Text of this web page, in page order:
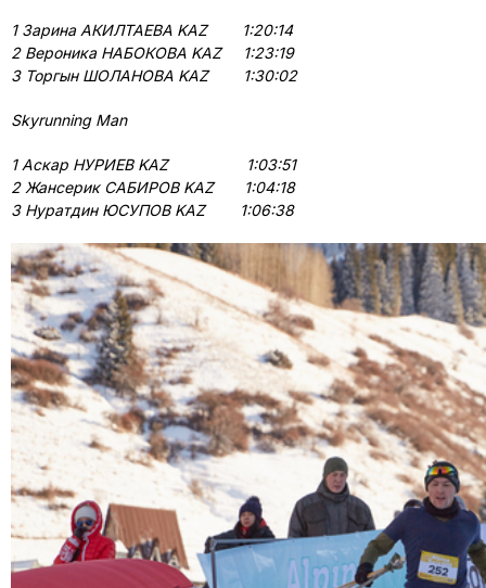
1 Зарина АКИЛТАЕВА KAZ1:20:14
2 Вероника НАБОКОВА KAZ 1:23:19
3 Торгын ШОЛАНОВА KAZ 1:30:02
Skyrunning Man
1 Аскар НУРИЕВ KAZ1:03:51
2 Жансерик САБИРОВ KAZ 1:04:18
3 Нуратдин ЮСУПОВ KAZ 1:06:38